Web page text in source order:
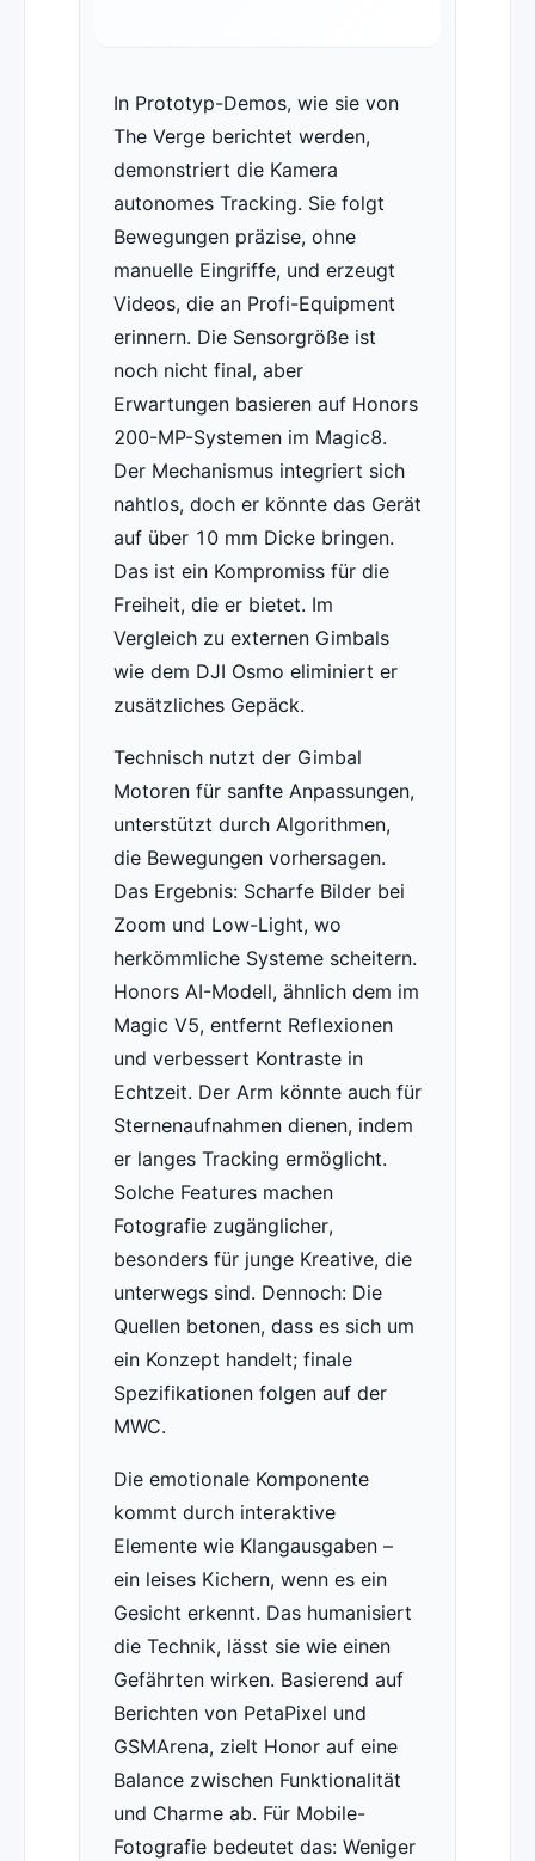
In Prototyp-Demos, wie sie von
The Verge berichtet werden,
demonstriert die Kamera
autonomes Tracking. Sie folgt
Bewegungen präzise, ohne
manuelle Eingriffe, und erzeugt
Videos, die an Profi-Equipment
erinnern. Die Sensorgröße ist
noch nicht final, aber
Erwartungen basieren auf Honors
200-MP-Systemen im Magic8.
Der Mechanismus integriert sich
nahtlos, doch er könnte das Gerät
auf über 10 mm Dicke bringen.
Das ist ein Kompromiss für die
Freiheit, die er bietet. Im
Vergleich zu externen Gimbals
wie dem DJI Osmo eliminiert er
zusätzliches Gepäck.
Technisch nutzt der Gimbal
Motoren für sanfte Anpassungen,
unterstützt durch Algorithmen,
die Bewegungen vorhersagen.
Das Ergebnis: Scharfe Bilder bei
Zoom und Low-Light, wo
herkömmliche Systeme scheitern.
Honors AI-Modell, ähnlich dem im
Magic V5, entfernt Reflexionen
und verbessert Kontraste in
Echtzeit. Der Arm könnte auch für
Sternenaufnahmen dienen, indem
er langes Tracking ermöglicht.
Solche Features machen
Fotografie zugänglicher,
besonders für junge Kreative, die
unterwegs sind. Dennoch: Die
Quellen betonen, dass es sich um
ein Konzept handelt; finale
Spezifikationen folgen auf der
MWC.
Die emotionale Komponente
kommt durch interaktive
Elemente wie Klangausgaben –
ein leises Kichern, wenn es ein
Gesicht erkennt. Das humanisiert
die Technik, lässt sie wie einen
Gefährten wirken. Basierend auf
Berichten von PetaPixel und
GSMArena, zielt Honor auf eine
Balance zwischen Funktionalität
und Charme ab. Für Mobile-
Fotografie bedeutet das: Weniger